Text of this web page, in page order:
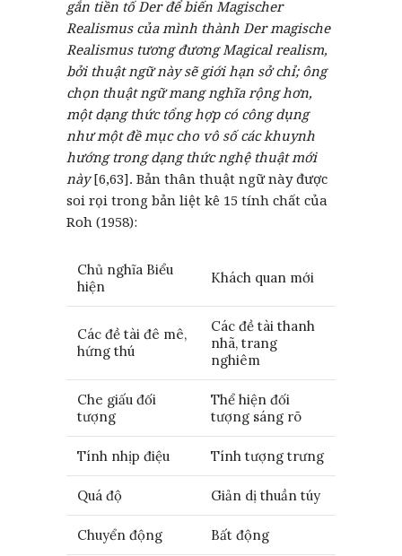
gắn tiền tố Der để biến Magischer
Realismus của mình thành Der magische
Realismus tương đương Magical realism,
bởi thuật ngữ này sẽ giới hạn sở chỉ; ông
chọn thuật ngữ mang nghĩa rộng hơn,
một dạng thức tổng hợp có công dụng
như một đề mục cho vô số các khuynh
hướng trong dạng thức nghệ thuật mới
này[6,63]. Bản thân thuật ngữ này được
soi rọi trong bản liệt kê 15 tính chất của
Roh (1958):
Chủ nghĩa Biểu
hiện
Khách quan mới
Các đề tài đê mê,
hứng thú
Các đề tài thanh
nhã, trang
nghiêm
Che giấu đối
tượng
Thể hiện đối
tượng sáng rõ
Tính nhịp điệu Tính tượng trưng
Quá độ Giản dị thuần túy
Chuyển động Bất động